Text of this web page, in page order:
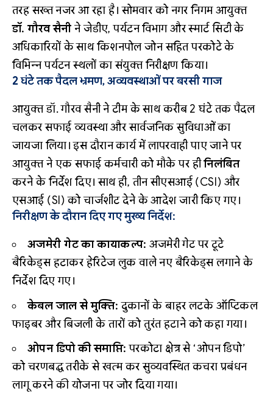
तरह सख्त नजर आ रहा है। सोमवार को नगर निगम आयुक्त
डाॅ. गौरव सैनी ने जेडीए, पर्यटन विभाग और स्मार्ट सिटी के
अधिकारियों के साथ किशनपोल जोन सहित परकोटे के
विभिन्न पर्यटन स्थलों का संयुक्त निरीक्षण किया।
2 घंटे तक पैदल भ्रमण, अव्यवस्थाओं पर बरसी गाज
आयुक्त डॉ. गौरव सैनी ने टीम के साथ करीब 2 घंटे तक पैदल
चलकर सफाई व्यवस्था और सार्वजनिक सुविधाओं का
जायजा लिया। इस दौरान कार्य में लापरवाही पाए जाने पर
आयुक्त ने एक सफाई कर्मचारी को मौके पर हीनिलंबित
करने के निर्देश दिए। साथ ही, तीन सीएसआई (CSI) और
एसआई (SI) को चार्जशीट देने के आदेश जारी किए गए।
निरीक्षण के दौरान दिए गए मुख्य निर्देश:
अजमेरी गेट का कायाकल्प: अजमेरी गेट पर टूटे
बैरिकेड्स हटाकर हेरिटेज लुक वाले नए बैरिकेड्स लगाने के
निर्देश दिए गए।
केबल जाल से मुक्ति: दुकानों के बाहर लटके ऑप्टिकल
फाइबर और बिजली के तारों को तुरंत हटाने को कहा गया।
ओपन डिपो की समाप्ति: परकोटा क्षेत्र से ‘ओपन डिपो’
को चरणबद्ध तरीके से खत्म कर सुव्यवस्थित कचरा प्रबंधन
लागू करने की योजना पर जोर दिया गया।